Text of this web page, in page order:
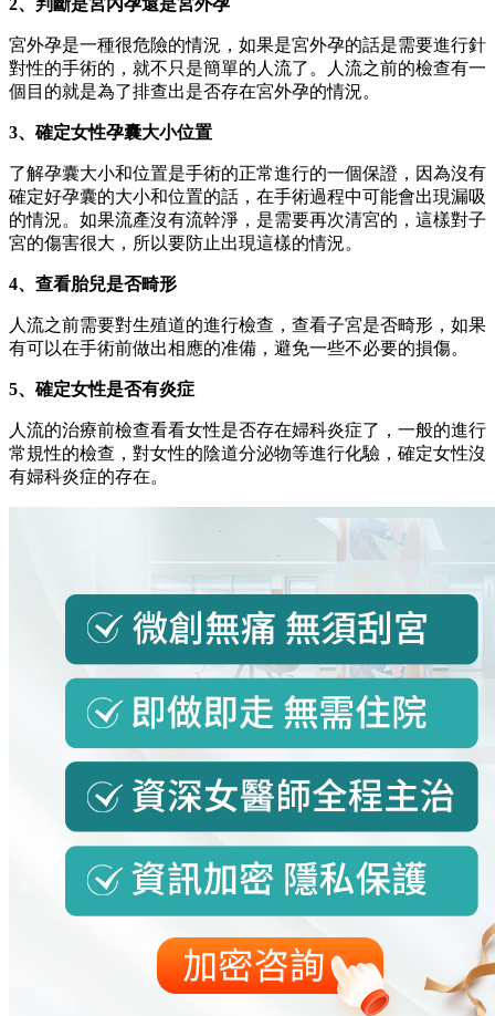
宮外孕是一種很危險的情況，如果是宮外孕的話是需要進行針
對性的手術的，就不只是簡單的人流了。人流之前的檢查有一
個目的就是為了排查出是否存在宮外孕的情況。
3、確定女性孕囊大小位置
了解孕囊大小和位置是手術的正常進行的一個保證，因為沒有
確定好孕囊的大小和位置的話，在手術過程中可能會出現漏吸
的情況。如果流產沒有流幹淨，是需要再次清宮的，這樣對子
宮的傷害很大，所以要防止出現這樣的情況。
4、查看胎兒是否畸形
人流之前需要對生殖道的進行檢查，查看子宮是否畸形，如果
有可以在手術前做出相應的准備，避免一些不必要的損傷。
5、確定女性是否有炎症
人流的治療前檢查看看女性是否存在婦科炎症了，一般的進行
常規性的檢查，對女性的陰道分泌物等進行化驗，確定女性沒
有婦科炎症的存在。